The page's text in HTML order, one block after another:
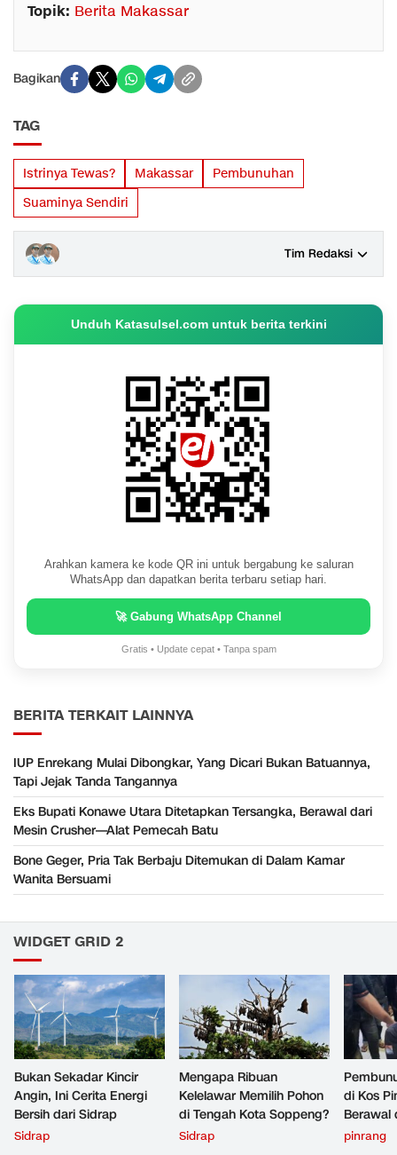
Topik: Berita Makassar
Bagikan
TAG
Istrinya Tewas? Makassar
Pembunuhan
Suaminya Sendiri
Tim Redaksi
Unduh Katasulsel.com untuk berita terkini
Arahkan kamera ke kode QR ini untuk bergabung ke saluran
WhatsApp dan dapatkan berita terbaru setiap hari.
🚀 Gabung WhatsApp Channel
Gratis • Update cepat • Tanpa spam
BERITA TERKAIT LAINNYA
IUP Enrekang Mulai Dibongkar, Yang Dicari Bukan Batuannya,
Tapi Jejak Tanda Tangannya
Eks Bupati Konawe Utara Ditetapkan Tersangka, Berawal dari
Mesin Crusher—Alat Pemecah Batu
Bone Geger, Pria Tak Berbaju Ditemukan di Dalam Kamar
Wanita Bersuami
WIDGET GRID 2
Bukan Sekadar Kincir
Angin, Ini Cerita Energi
Bersih dari Sidrap
Sidrap
Mengapa Ribuan
Kelelawar Memilih Pohon
di Tengah Kota Soppeng?
Sidrap
di Kos
Berawal
Rp200
pinrang